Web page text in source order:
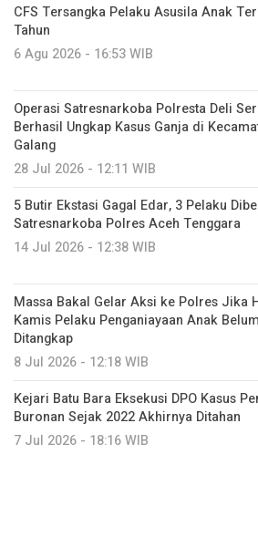
CFS Tersangka Pelaku Asusila Anak
Tahun
6 Agu 2026 - 16:53 WIB
Operasi Satresnarkoba Polresta Deli
Berhasil Ungkap Kasus Ganja di
Galang
28 Jul 2026 - 12:11 WIB
5 Butir Ekstasi Gagal Edar, 3 Pelaku
Satresnarkoba Polres Aceh Tenggara
14 Jul 2026 - 12:38 WIB
Massa Bakal Gelar Aksi ke Polres Jika
Kamis Pelaku Penganiayaan Anak Belum
Ditangkap
8 Jul 2026 - 12:18 WIB
Kejari Batu Bara Eksekusi DPO Kasus
Buronan Sejak 2022 Akhirnya Ditahan
7 Jul 2026 - 18:16 WIB